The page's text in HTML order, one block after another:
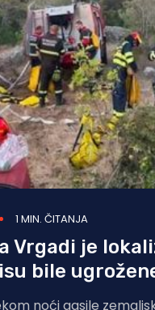
1 MIN. ČITANJA
Vrgadi je
bile
noći gasile